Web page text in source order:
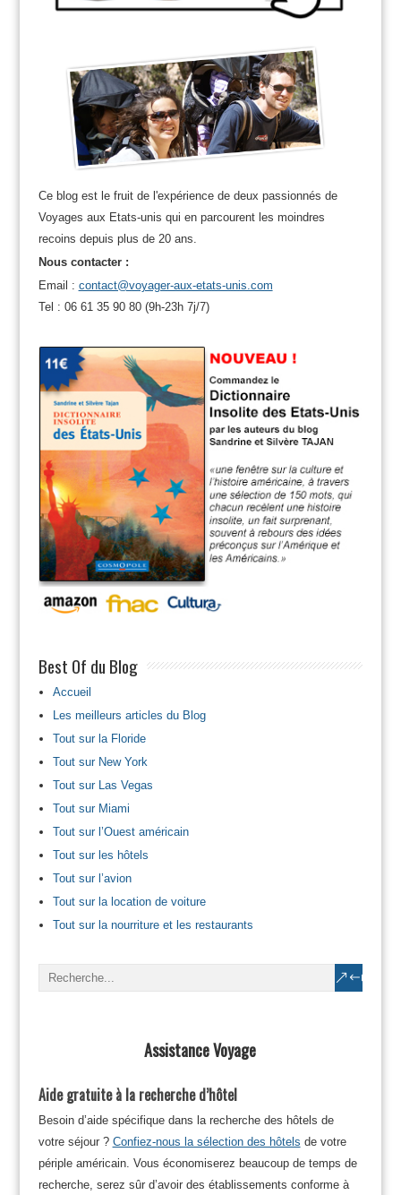
Ce blog est le fruit de l'expérience de deux passionnés de
Voyages aux Etats-unis qui en parcourent les moindres
recoins depuis plus de 20 ans.
Nous contacter :
Email : contact@voyager-aux-etats-unis.com
Tel : 06 61 35 90 80 (9h-23h 7j/7)
Best Of du Blog
Accueil
Les meilleurs articles du Blog
Tout sur la Floride
Tout sur New York
Tout sur Las Vegas
Tout sur Miami
Tout sur l’Ouest américain
Tout sur les hôtels
Tout sur l’avion
Tout sur la location de voiture
Tout sur la nourriture et les restaurants
Assistance Voyage
Aide gratuite à la recherche d’hôtel
Besoin d’aide spécifique dans la recherche des hôtels de
votre séjour ? Confiez-nous la sélection des hôtels de votre
périple américain. Vous économiserez beaucoup de temps de
recherche, serez sûr d’avoir des établissements conforme à